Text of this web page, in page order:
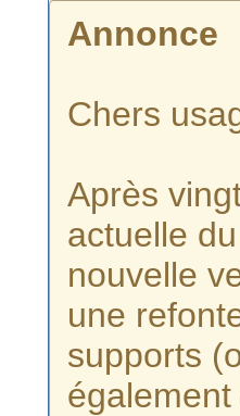
Annonce
Chers
Après
actuelle
nouvelle
une
supports